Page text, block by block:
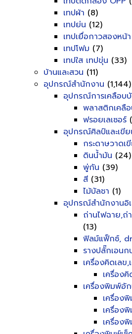
เทปผ้า (8)
เทปย่น (12)
เทปเยื่อกาวสองหน้า
เทปโฟม (7)
เทปใส เทปขุ่น (33)
บ้านและสวน (11)
อุปกรณ์สำนักงาน (1,144)
อุปกรณ์การเคลือบ
พลาสติกเคลื
ฟรอยเลเซอร์
อุปกรณ์ศิลป์และเขี
กระดาษวาด
ดินน้ำมัน (24)
พู่กัน (39)
สี (31)
ไม้บัลชา (1)
อุปกรณ์สำนักงานอิ
ถ่านไฟฉาย,ถ่
(13)
ฟิลม์แฟ็กซ์,
รางปลั๊กเอนก
เครื่องคิดเลข
เครื่อง
เครื่องพิมพ์อั
เครื่อง
เครื่อง
เครื่อง